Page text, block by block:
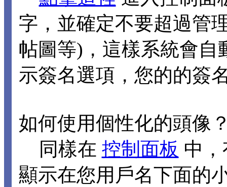
字，並確定不要超過管
帖圖等)，這樣系統會自
示簽名選項，您的的簽
如何使用個性化的頭像
同樣在 控制面板 中
顯示在您用戶名下面的